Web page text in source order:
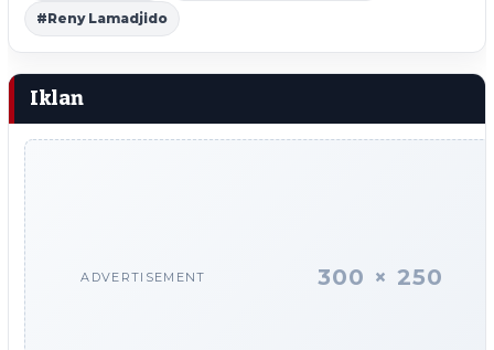
#Reny Lamadjido
Iklan
ADVERTISEMENT 300 × 250